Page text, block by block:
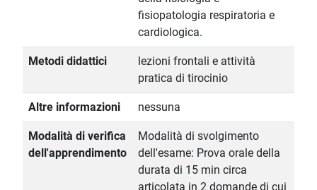
fisiopatologia respiratoria e
cardiologica.
Metodi didattici
lezioni frontali e attività
pratica di tirocinio
Altre informazioni nessuna
Modalità di verifica
dell'apprendimento
Modalità di svolgimento
dell'esame: Prova orale della
durata di 15 min circa
articolata in 2 domande di cui